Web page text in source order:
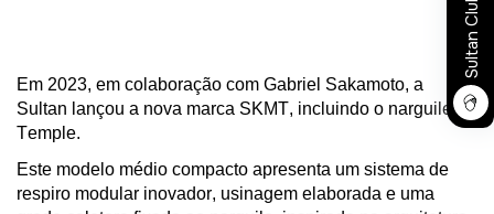
Em 2023, em colaboração com Gabriel Sakamoto, a
Sultan lançou a nova marca SKMT, incluindo o narguile
Temple.
Este modelo médio compacto apresenta um sistema de
respiro modular inovador, usinagem elaborada e uma
Sultan Club